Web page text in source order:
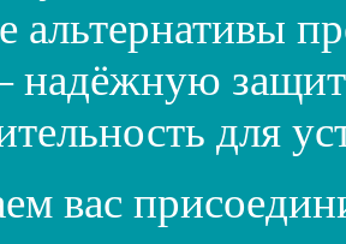
альтернативы
для
вас